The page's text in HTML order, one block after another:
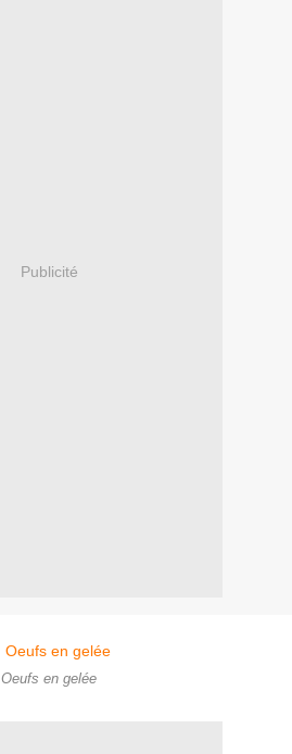
Publicité
Oeufs en gelée